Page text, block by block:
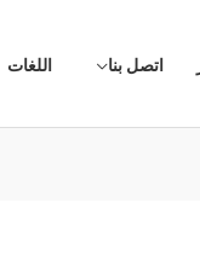
اتصل بنا اللغات